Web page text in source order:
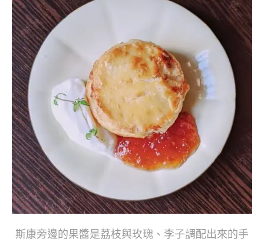
斯康旁邊的果醬是荔枝與玫瑰、李子調配出來的手